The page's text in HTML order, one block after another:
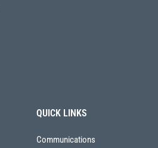
QUICK LINKS
Communications